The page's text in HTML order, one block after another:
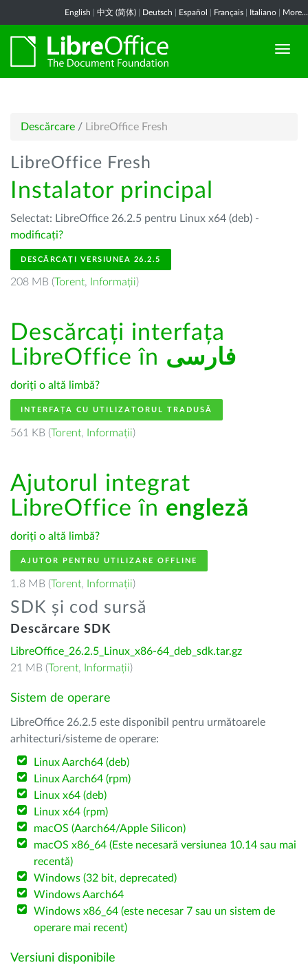
English 中文 (简体) Deutsch Español Français Italiano More...
Descărcare / LibreOffice Fresh
LibreOffice Fresh
Instalator principal
Selectat: LibreOffice 26.2.5 pentru Linux x64 (deb) -
modificați?
DESCĂRCAȚI VERSIUNEA 26.2.5
208 MB (Torent, Informații)
Descărcați interfața
LibreOffice în فارسى
doriți o altă limbă?
INTERFAȚA CU UTILIZATORUL TRADUSĂ
561 KB (Torent, Informații)
Ajutorul integrat
LibreOffice în engleză
doriți o altă limbă?
AJUTOR PENTRU UTILIZARE OFFLINE
1.8 MB (Torent, Informații)
SDK și cod sursă
Descărcare SDK
LibreOffice_26.2.5_Linux_x86-64_deb_sdk.tar.gz
21 MB (Torent, Informații)
Sistem de operare
LibreOffice 26.2.5 este disponibil pentru următoarele
arhitecturi/sisteme de operare:
Linux Aarch64 (deb)
Linux Aarch64 (rpm)
Linux x64 (deb)
Linux x64 (rpm)
macOS (Aarch64/Apple Silicon)
macOS x86_64 (Este necesară versiunea 10.14 sau mai
recentă)
Windows (32 bit, deprecated)
Windows Aarch64
Windows x86_64 (este necesar 7 sau un sistem de
operare mai recent)
Versiuni disponibile